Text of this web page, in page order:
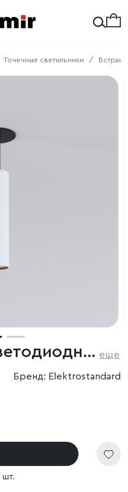
Точечные светильники
Встраиваемый светодиодный светильник Diffe белый/черный еще
Бренд: Elektrostandard
шт.